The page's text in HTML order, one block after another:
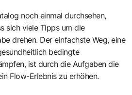
noch einmal durchsehen,
sich viele Tipps um die
drehen. Der einfachste Weg, eine
bedingte
ist durch die Aufgaben die
Flow-Erlebnis zu erhöhen.